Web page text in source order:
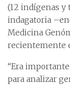
(12 indígenas y
indagatoria
Medicina
recientemente
“Era
para analizar